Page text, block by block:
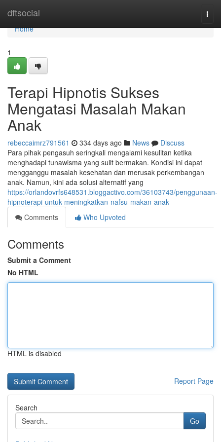
dftsocial
Home
Home
1
Terapi Hipnotis Sukses
Mengatasi Masalah Makan
Anak
rebeccaimrz791561 334 days ago News
Discuss
Para pihak pengasuh seringkali mengalami kesulitan ketika
menghadapi tunawisma yang sulit bermakan. Kondisi ini dapat
mengganggu masalah kesehatan dan merusak perkembangan
anak. Namun, kini ada solusi alternatif yang
https://orlandovrfs648531.bloggactivo.com/36103743/penggunaan-
hipnoterapi-untuk-meningkatkan-nafsu-makan-anak
Comments
Who Upvoted
Comments
Submit a Comment
No HTML
HTML is disabled
Report Page
Search
Go